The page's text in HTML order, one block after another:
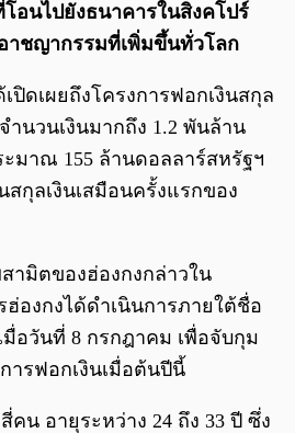
อนไปยังธนาคารในสิงคโปร์
ชญากรรมที่เพิ่มขึ้นทั่วโลก
ปิดเผยถึงโครงการฟอกเงินสกุล
ำนวนเงินมากถึง 1.2 พันล้าน
มาณ 155 ล้านดอลลาร์สหรัฐฯ
กุลเงินเสมือนครั้งแรกของ
ามิตของฮ่องกงกล่าวใน
ฮ่องกงได้ดำเนินการภายใต้ชื่อ
มื่อวันที่ 8 กรกฎาคม เพื่อจับกุม
ารฟอกเงินเมื่อต้นปีนี้
น อายุระหว่าง 24 ถึง 33 ปี ซึ่ง